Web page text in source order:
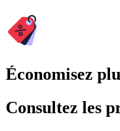
Économisez
Consultez les